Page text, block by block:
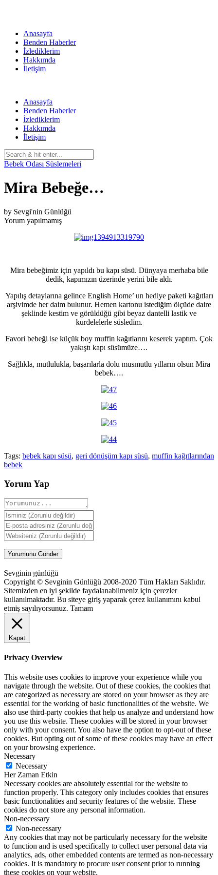
Anasayfa
Benden Haberler
İzlediklerim
Hakkımda
İletişim
Anasayfa
Benden Haberler
İzlediklerim
Hakkımda
İletişim
Bebek Odası Süslemeleri
Mira Bebeğe…
by Sevgi'nin Günlüğü
Yorum yapılmamış
Mira bebeğimiz için yapıldı bu kapı süsü. Dünyaya merhaba bile
dedik, kapımızın üzerinde yerini bile aldı.
Yapılış detaylarına gelince English Home’ un hediye paketi kağıtları
arşivimde her daim bulunur. Hemen kartonu istediğim ölçüde daire
şeklinde kestim ve görüldüğü gibi beyaz dantelli lastik ve
kurdelelerle süsledim.
Favori bebeği ise küçük boy muffin kağıtlarını keserek yaptım. Çok
yakıştı kapı süsümüze….
Sağlıkla, mutlulukla, başarılarla dolu musmutlu yılların olsun Mira
bebek….
Tags: bebek kapı süsü, geri dönüşüm kapı süsü, muffin kağıtlarından
bebek
Yorum Yap
Sevginin günlüğü
Copyright © Sevginin Günlüğü 2008-2020 Tüm Hakları Saklıdır.
Sitemizden en iyi şekilde faydalanabilmeniz için çerezler
kullanılmaktadır. Bu siteye giriş yaparak çerez kullanımını kabul
etmiş sayılıyorsunuz. Tamam
Kapat
Privacy Overview
This website uses cookies to improve your experience while you
navigate through the website. Out of these cookies, the cookies that
are categorized as necessary are stored on your browser as they are
essential for the working of basic functionalities of the website. We
also use third-party cookies that help us analyze and understand how
you use this website. These cookies will be stored in your browser
only with your consent. You also have the option to opt-out of these
cookies. But opting out of some of these cookies may have an effect
on your browsing experience.
Necessary
Necessary
Her Zaman Etkin
Necessary cookies are absolutely essential for the website to
function properly. This category only includes cookies that ensures
basic functionalities and security features of the website. These
cookies do not store any personal information.
Non-necessary
Non-necessary
Any cookies that may not be particularly necessary for the website
to function and is used specifically to collect user personal data via
analytics, ads, other embedded contents are termed as non-necessary
cookies. It is mandatory to procure user consent prior to running
these cookies on your website.